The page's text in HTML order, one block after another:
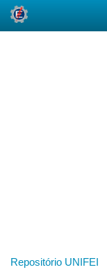
Repositório UNIFEI